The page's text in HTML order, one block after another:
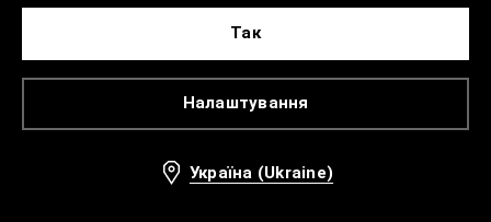
Налаштування
Так
Україна (Ukraine)